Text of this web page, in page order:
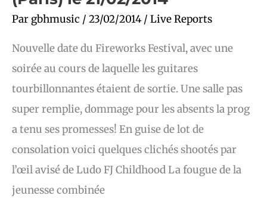
Par gbhmusic / 23/02/2014/ Live Reports
Nouvelle date du Fireworks Festival, avec une
soirée au cours de laquelle les guitares
tourbillonnantes étaient de sortie. Une salle pas
super remplie, dommage pour les absents la prog
a tenu ses promesses! En guise de lot de
consolation voici quelques clichés shootés par
l’œil avisé de Ludo FJ Childhood La fougue de la
jeunesse combinée